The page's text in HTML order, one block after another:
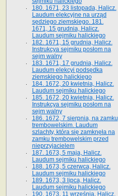
180. 1671, 23 listopada, Halicz.
Laudum elekcyjne na urząd
sędziego ziemskiego. 181.
1671, 15 grudnia, Halicz.
Laudum sejmiku halickiego
182. 1671, 15 grudnia, Halicz.
Instrukcya sejmiku posłom na
sejm walny
183. 1671, 17 grudnia, Halicz.
Laudum elekcyi podsędka
ziemskiego halickiego
184. 1672, 20 kwietnia, Halicz.
Laudum sejmiku halickiego
185. 1672, 20 kwietnia, Halicz.
Instrukcya sejmiku posłom na
sejm walny
186. 1672, 7 sierpnia, na zamku
trembowelskim. Laudum
szlachty, która się zamknęła na
zamku trembowelskim przed
nieprzyjacielem
187. 1673, 5 maja, Halicz.
Laudum sejmiku halickiego
188. 1673, 5 czerwca, Halicz.
Laudum sejmiku halickiego
189. 1673, 3 lipca, Halicz.
Laudum sejmiku halickiego
190. 1673, 11 września, Halicz.